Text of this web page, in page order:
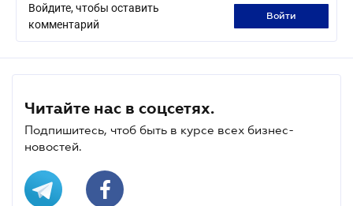
Войдите, чтобы оставить
комментарий
войти
Читайте нас в соцсетях.
Подпишитесь, чтоб быть в курсе всех бизнес-
новостей.